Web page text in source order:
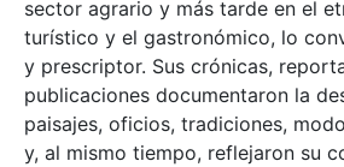
sector agrario y más tarde en el
turístico y el gastronómico, lo
y prescriptor. Sus crónicas,
publicaciones documentaron la
paisajes, oficios, tradiciones,
y, al mismo tiempo, reflejaron su